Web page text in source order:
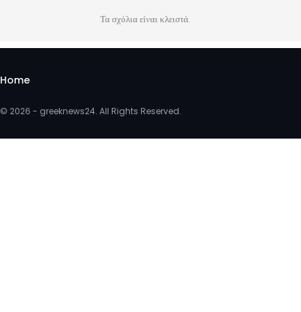
Τα σχόλια είναι κλειστά.
Home
© 2026 - greeknews24. All Rights Reserved.